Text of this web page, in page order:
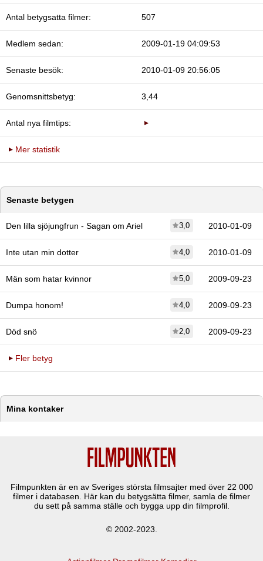
Antal betygsatta filmer: 507
Medlem sedan: 2009-01-19 04:09:53
Senaste besök: 2010-01-09 20:56:05
Genomsnittsbetyg: 3,44
Antal nya filmtips:
Mer statistik
Senaste betygen
Den lilla sjöjungfrun - Sagan om Ariel 3,0 2010-01-09
Inte utan min dotter 4,0 2010-01-09
Män som hatar kvinnor 5,0 2009-09-23
Dumpa honom! 4,0 2009-09-23
Död snö 2,0 2009-09-23
Fler betyg
Mina kontaker
Filmpunkten är en av Sveriges största filmsajter med över 22 000
filmer i databasen. Här kan du betygsätta filmer, samla de filmer
du sett på samma ställe och bygga upp din filmprofil.
© 2002-2023.